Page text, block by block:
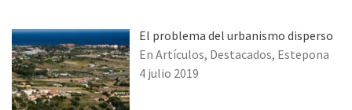
El problema del urbanismo disperso
En Artículos, Destacados, Estepona
4 julio 2019